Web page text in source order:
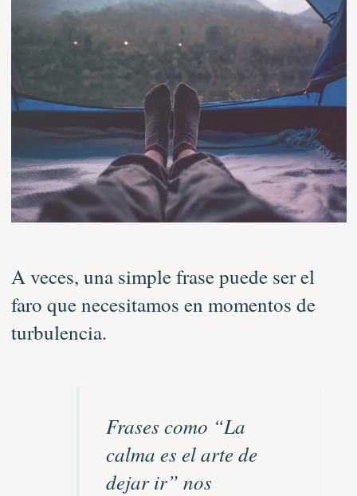
A veces, una simple frase puede ser el
faro que necesitamos en momentos de
turbulencia.
Frases como “La
calma es el arte de
dejar ir” nos